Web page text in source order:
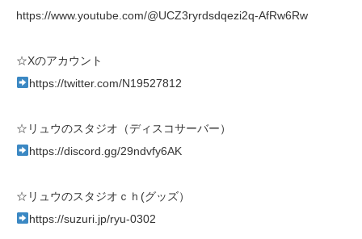
https://www.youtube.com/@UCZ3ryrdsdqezi2q-AfRw6Rw
☆Xのアカウント
https://twitter.com/N19527812
☆リュウのスタジオ（ディスコサーバー）
https://discord.gg/29ndvfy6AK
☆リュウのスタジオｃｈ(グッズ）
https://suzuri.jp/ryu-0302